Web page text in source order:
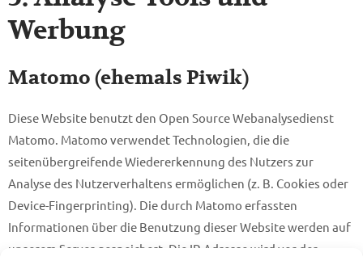
Werbung
Matomo (ehemals Piwik)
Diese Website benutzt den Open Source Webanalysedienst
Matomo. Matomo verwendet Technologien, die die
seitenübergreifende Wiedererkennung des Nutzers zur
Analyse des Nutzerverhaltens ermöglichen (z. B. Cookies oder
Device-Fingerprinting). Die durch Matomo erfassten
Informationen über die Benutzung dieser Website werden auf
unserem Server gespeichert. Die IP-Adresse wird vor der